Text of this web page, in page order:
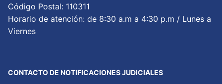
Código Postal: 110311
Horario de atención: de 8:30 a.m a 4:30 p.m / Lunes a
Viernes
CONTACTO DE NOTIFICACIONES JUDICIALES